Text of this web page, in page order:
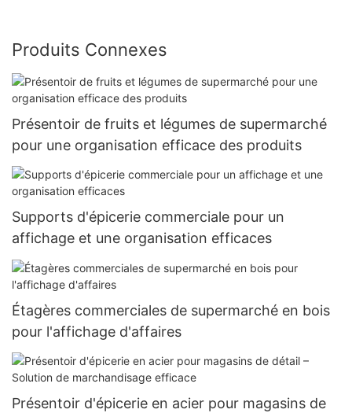
Produits Connexes
Présentoir de fruits et légumes de supermarché
pour une organisation efficace des produits
Supports d'épicerie commerciale pour un
affichage et une organisation efficaces
Étagères commerciales de supermarché en bois
pour l'affichage d'affaires
Présentoir d'épicerie en acier pour magasins de